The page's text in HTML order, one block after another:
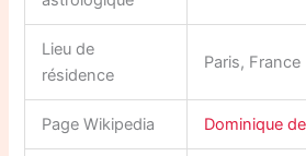
Lieu de
résidence
Paris, France
Page Wikipedia Dominique